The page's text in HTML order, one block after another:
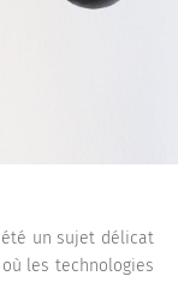
un sujet délicat
les technologies